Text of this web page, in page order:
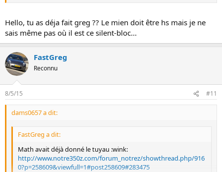
Hello, tu as déja fait greg ?? Le mien doit être hs mais je ne
sais même pas où il est ce silent-bloc...
FastGreg
Reconnu
8/5/15 #11
dams0657 a dit:
FastGreg a dit:
Math avait déjà donné le tuyau :wink:
http://www.notre350z.com/forum_notrez/showthread.php/916
0?p=258609&viewfull=1#post258609#283475